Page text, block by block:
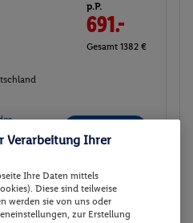
p.P.
691.-
Gesamt 1382 €
Verarbeitung Ihrer
Ihre Daten mittels
Diese sind teilweise
werden sie von uns oder
zur Erstellung